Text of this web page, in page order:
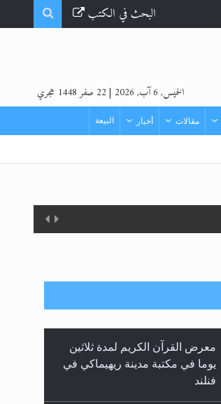
البحث في الكتب
الخميس, 6 آب, 2026 |22 صفر 1448 هجري
مقالات أخبار البيعة
معرض القرآن الكريم لمدة ثلاثين
يوما في مكتبة مدينة ريهيماكي في
فنلند